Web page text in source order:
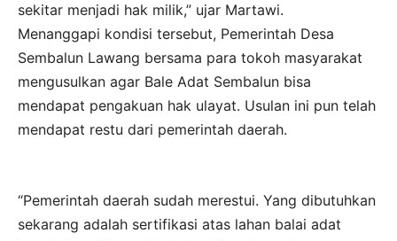
sekitar menjadi hak milik,” ujar Martawi.
Menanggapi kondisi tersebut, Pemerintah Desa
Sembalun Lawang bersama para tokoh masyarakat
mengusulkan agar Bale Adat Sembalun bisa
mendapat pengakuan hak ulayat. Usulan ini pun telah
mendapat restu dari pemerintah daerah.
“Pemerintah daerah sudah merestui. Yang dibutuhkan
sekarang adalah sertifikasi atas lahan balai adat